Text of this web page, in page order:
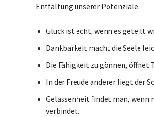
Entfaltung unserer Potenziale.
Glück ist echt, wenn es geteilt
Dankbarkeit macht die Seele
Die Fähigkeit zu gönnen, öffnet
In der Freude anderer liegt der
Gelassenheit findet man, wenn
verbindet.